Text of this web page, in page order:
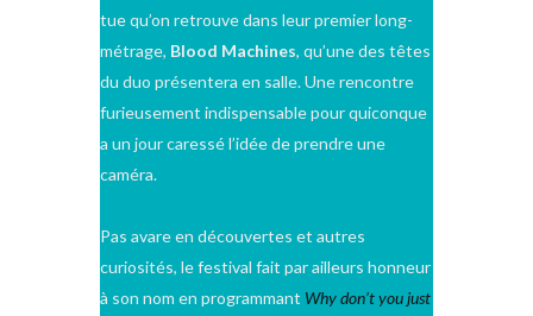
tue qu’on retrouve dans leur premier long-
métrage, Blood Machines, qu’une des têtes
du duo présentera en salle. Une rencontre
furieusement indispensable pour quiconque
a un jour caressé l’idée de prendre une
caméra.
Pas avare en découvertes et autres
curiosités, le festival fait par ailleurs honneur
à son nom en programmant Why don’t you just